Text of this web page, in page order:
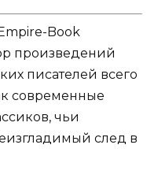
Book
произведений
писателей всего
современные
чьи
след в